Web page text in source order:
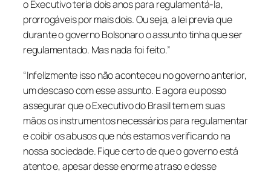
o Executivo teria dois anos para regulamentá-la,
prorrogáveis por mais dois. Ou seja, a lei previa que
durante o governo Bolsonaro o assunto tinha que ser
regulamentado. Mas nada foi feito.”
“Infelizmente isso não aconteceu no governo anterior,
um descaso com esse assunto. E agora eu posso
assegurar que o Executivo do Brasil tem em suas
mãos os instrumentos necessários para regulamentar
e coibir os abusos que nós estamos verificando na
nossa sociedade. Fique certo de que o governo está
atento e, apesar desse enorme atraso e desse